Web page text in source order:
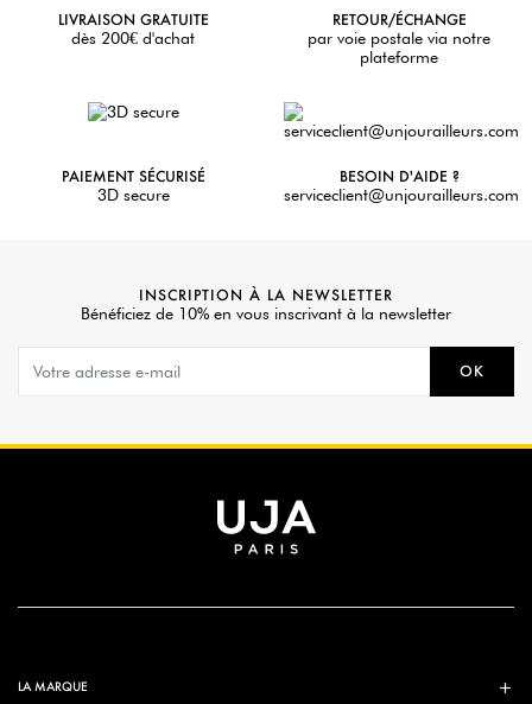
LIVRAISON GRATUITE
dès 200€ d'achat
RETOUR/ÉCHANGE
par voie postale via notre
plateforme
PAIEMENT SÉCURISÉ
3D secure
BESOIN D'AIDE ?
serviceclient@unjourailleurs.com
INSCRIPTION À LA NEWSLETTER
Bénéficiez de 10% en vous inscrivant à la newsletter
OK
LA MARQUE